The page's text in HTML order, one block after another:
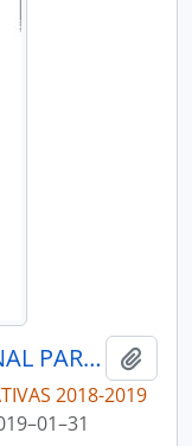
ACTAS COMISIÓN OCASIONAL PARA ATENDER TEMAS DE NIÑEZ Y ADOLESCENCIA
2018-2019